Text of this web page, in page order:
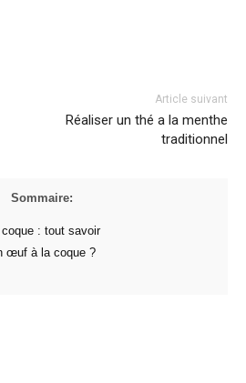
Article suivant
Réaliser un thé a la menthe
traditionnel
Sommaire:
: tout savoir
œuf à la coque ?